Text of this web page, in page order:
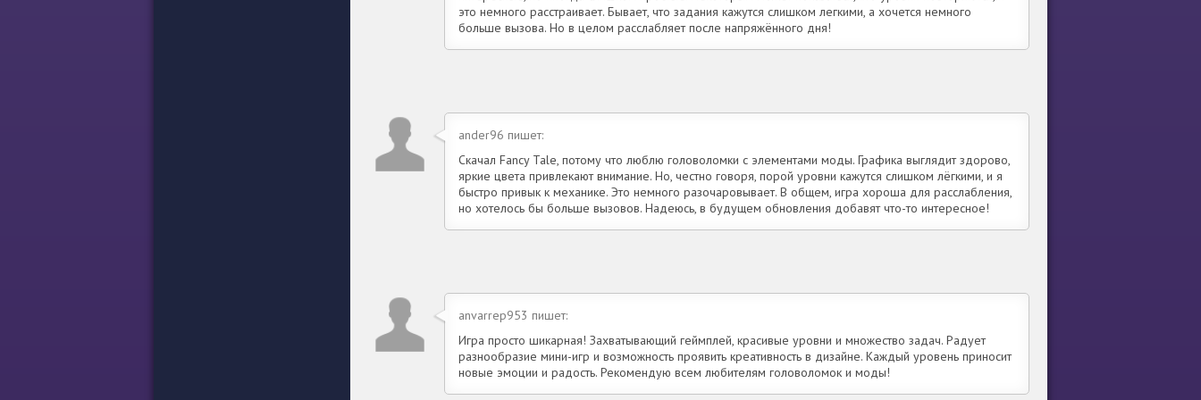
это немного расстраивает. Бывает, что задания кажутся слишком легкими, а хочется немного
больше вызова. Но в целом расслабляет после напряжённого дня!
ander96 пишет:
Скачал Fancy Tale, потому что люблю головоломки с элементами моды. Графика выглядит здорово,
яркие цвета привлекают внимание. Но, честно говоря, порой уровни кажутся слишком лёгкими, и я
быстро привык к механике. Это немного разочаровывает. В общем, игра хороша для расслабления,
но хотелось бы больше вызовов. Надеюсь, в будущем обновления добавят что-то интересное!
anvarrep953 пишет:
Игра просто шикарная! Захватывающий геймплей, красивые уровни и множество задач. Радует
разнообразие мини-игр и возможность проявить креативность в дизайне. Каждый уровень приносит
новые эмоции и радость. Рекомендую всем любителям головоломок и моды!